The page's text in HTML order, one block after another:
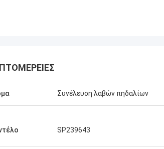
Συνέλευση λαβών πηδαλίων
SP239643